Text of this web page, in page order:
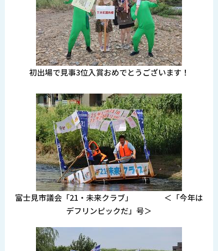
初出場で見事3位入賞おめでとうございます！
富士見市議会「21・未来クラブ」 ＜「今年は
デフリンピックだ」号＞